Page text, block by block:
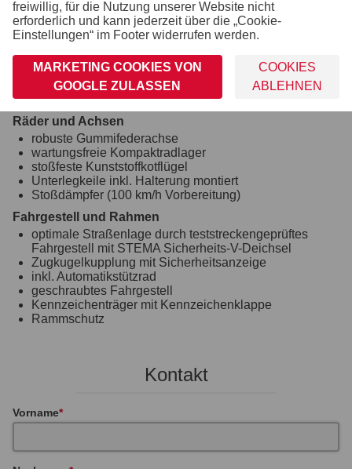
abschließbarer Drehstangenverschluss
Rangiergriff
8 Ringschrauben im Aluprofil integriert (variabel
verstellbar)
Zahlreiche Verzurrmöglichkeiten
Räder und Achsen
robuste Gummifederachse
wartungsfreie Kompaktradlager
stoßfeste Kunststoffkotflügel
Unterlegkeile inkl. Halterung montiert
Stoßdämpfer (100 km/h Vorbereitung)
Fahrgestell und Rahmen
optimale Straßenlage durch teststreckengeprüftes
Fahrgestell mit STEMA Sicherheits-V-Deichsel
Zugkugelkupplung mit Sicherheitsanzeige
inkl. Automatikstützrad
geschraubtes Fahrgestell
Kennzeichenträger mit Kennzeichenklappe
Rammschutz
Kontakt
Vorname
freiwillig, für die Nutzung unserer Website nicht
erforderlich und kann jederzeit über die „Cookie-
Einstellungen“ im Footer widerrufen werden.
MARKETING COOKIES VON
GOOGLE ZULASSEN
COOKIES
ABLEHNEN